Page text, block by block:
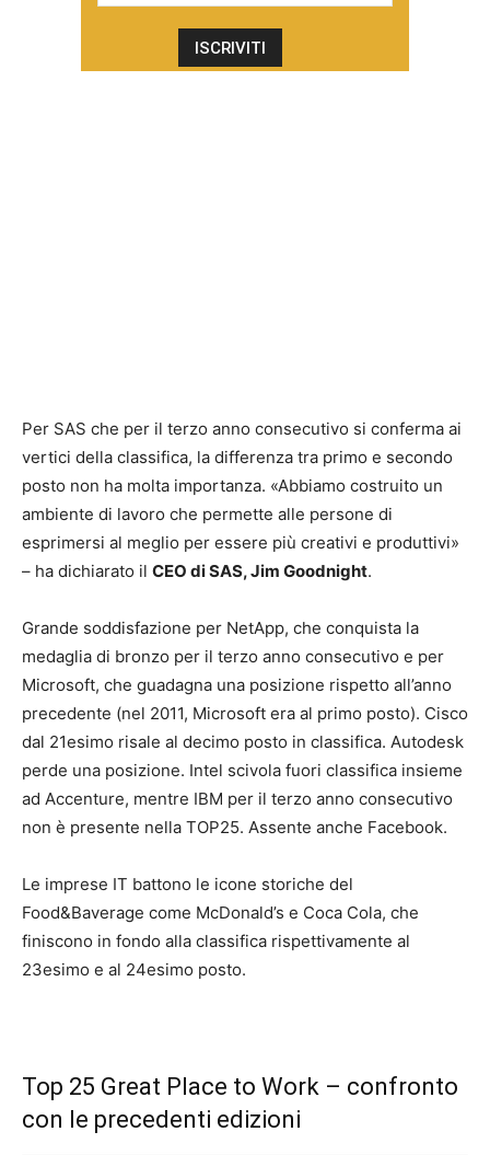
Per SAS che per il terzo anno consecutivo si conferma ai
vertici della classifica, la differenza tra primo e secondo
posto non ha molta importanza. «Abbiamo costruito un
ambiente di lavoro che permette alle persone di
esprimersi al meglio per essere più creativi e produttivi»
– ha dichiarato il CEO di SAS, Jim Goodnight.
Grande soddisfazione per NetApp, che conquista la
medaglia di bronzo per il terzo anno consecutivo e per
Microsoft, che guadagna una posizione rispetto all’anno
precedente (nel 2011, Microsoft era al primo posto). Cisco
dal 21esimo risale al decimo posto in classifica. Autodesk
perde una posizione. Intel scivola fuori classifica insieme
ad Accenture, mentre IBM per il terzo anno consecutivo
non è presente nella TOP25. Assente anche Facebook.
Le imprese IT battono le icone storiche del
Food&Baverage come McDonald’s e Coca Cola, che
finiscono in fondo alla classifica rispettivamente al
23esimo e al 24esimo posto.
Top 25 Great Place to Work – confronto
con le precedenti edizioni